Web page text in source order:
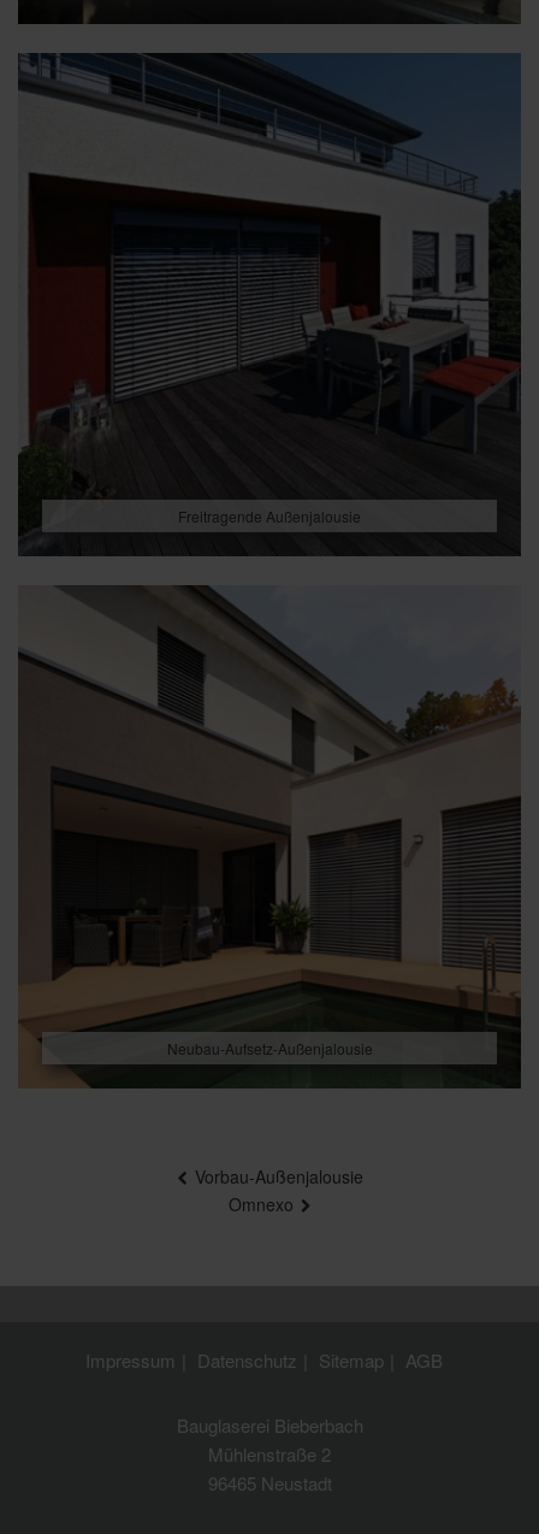
Freitragende Außenjalousie
Neubau-Aufsetz-Außenjalousie
Vorbau-Außenjalousie
Omnexo
Impressum Datenschutz Sitemap AGB
Bauglaserei Bieberbach
Mühlenstraße 2
96465 Neustadt